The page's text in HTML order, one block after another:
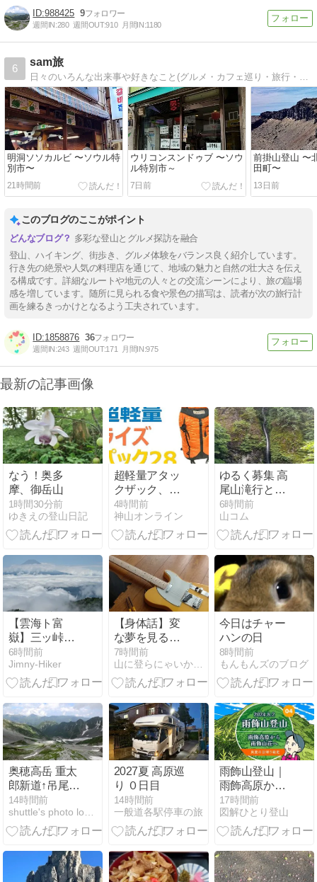
988425 9
週間IN:280 週間OUT:910 月間IN:1180
6
sam旅
日々のいろんな出来事や好きなこと(グルメ・カフェ巡り・旅行・キャンプなど)をゆる~くお届けしているブログです！
明洞ソソカルビ 〜ソウル特
別市〜
21時間前
ウリコンスンドゥブ 〜ソウ
ル特別市～
7日前
前掛山登山 〜
田町〜
13日前
このブログのここがポイント
多彩な登山とグルメ探訪を融合
登山、ハイキング、街歩き、グルメ体験をバランス良く紹介しています。
行き先の絶景や人気の料理店を通じて、地域の魅力と自然の壮大さを伝え
る構成です。詳細なルートや地元の人々との交流シーンにより、旅の臨場
感を増しています。随所に見られる食や景色の描写は、読者が次の旅行計
画を練るきっかけとなるよう工夫されています。
1858876 36
週間IN:243 週間OUT:171 月間IN:975
最新の記事画像
なう！奥多
摩、御岳山
1時間30分前
ゆきえの登山日記
超軽量アタッ
クザック、ア
ライテント
「ライズパッ
ク」レビュー
4時間前
神山オンライン
ゆるく募集 高
尾山滝行と山
頂でビール
6時間前
山コム
【雲海ト富
嶽】三ッ峠山
【ふもとっぱ
らキャンプ
場】【Ⅰ】
6時間前
Jimny-Hiker
【身体話】変
な夢を見るほ
ど疲れている
7時間前
山に登らにゃいかんだに
今日はチャー
ハンの日
8時間前
もんもんズのブログ
奥穂高岳 重太
郎新道↑吊尾根
↑ザイテングラ
ート↓1Dayサ
ーキット #6
14時間前
shuttle's photo lounge
2027夏 高原巡
り ０日目
14時間前
一般道各駅停車の旅
雨飾山登山｜
雨飾高原から
雨飾山荘へ 真
夏の日帰り縦
走（04）笹平
17時間前
図解ひとり登山